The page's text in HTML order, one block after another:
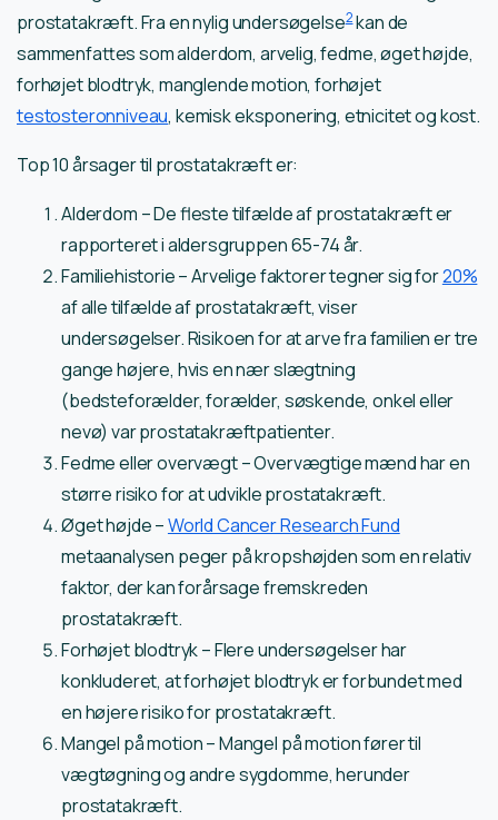
prostatakræft. Fra en nylig undersøgelse2kan de
sammenfattes som alderdom, arvelig, fedme, øget højde,
forhøjet blodtryk, manglende motion, forhøjet
testosteronniveau, kemisk eksponering, etnicitet og kost.
Top 10 ​årsager til prostatakræft er:
Alderdom – De fleste tilfælde af prostatakræft er
rapporteret i aldersgruppen 65-74 år.
Familiehistorie – Arvelige faktorer tegner sig for20%
af alle tilfælde af prostatakræft, viser
undersøgelser. Risikoen for at arve fra familien er tre
gange højere, hvis en nær slægtning
(bedsteforælder, forælder, søskende, onkel eller
nevø) var prostatakræftpatienter.
Fedme eller overvægt – Overvægtige mænd har en
større risiko for at udvikle prostatakræft.
Øget højde –World Cancer Research Fund
metaanalysen peger på kropshøjden som en relativ
faktor, der kan forårsage fremskreden
prostatakræft.
Forhøjet blodtryk – Flere undersøgelser har
konkluderet, at forhøjet blodtryk er forbundet med
en højere risiko for prostatakræft.
Mangel på motion – Mangel på motion fører til
vægtøgning og andre sygdomme, herunder
prostatakræft.